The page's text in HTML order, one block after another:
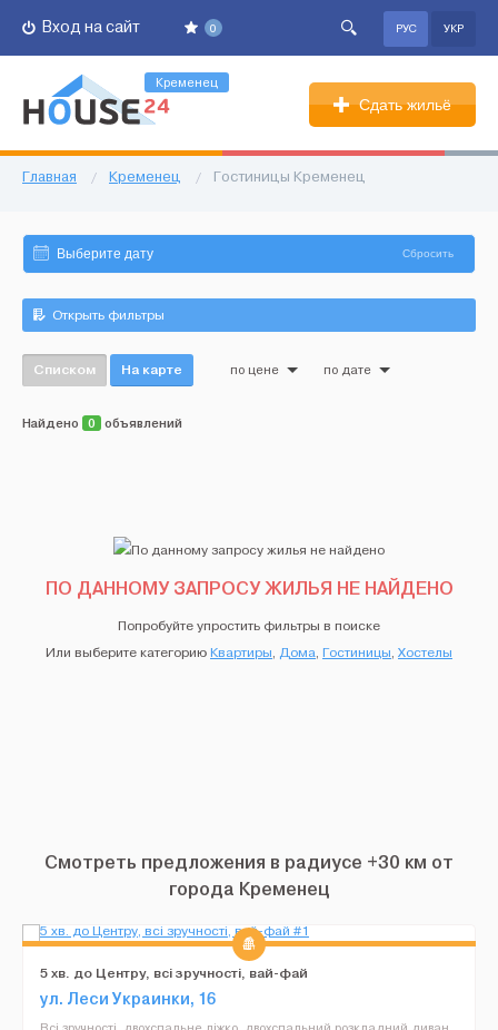
0
Вход на сайт РУС УКР
Кременец
Сдать жильё
Главная / Кременец / Гостиницы Кременец
Сбросить
Открыть фильтры
Списком На карте по цене по дате
Найдено 0 объявлений
ПО ДАННОМУ ЗАПРОСУ ЖИЛЬЯ НЕ НАЙДЕНО
Попробуйте упростить фильтры в поиске
Или выберите категориюКвартиры, Дома, Гостиницы, Хостелы
Смотреть предложения в радиусе +30 км от
города Кременец
5 хв. до Центру, всі зручності, вай-фай
ул. Леси Украинки, 16